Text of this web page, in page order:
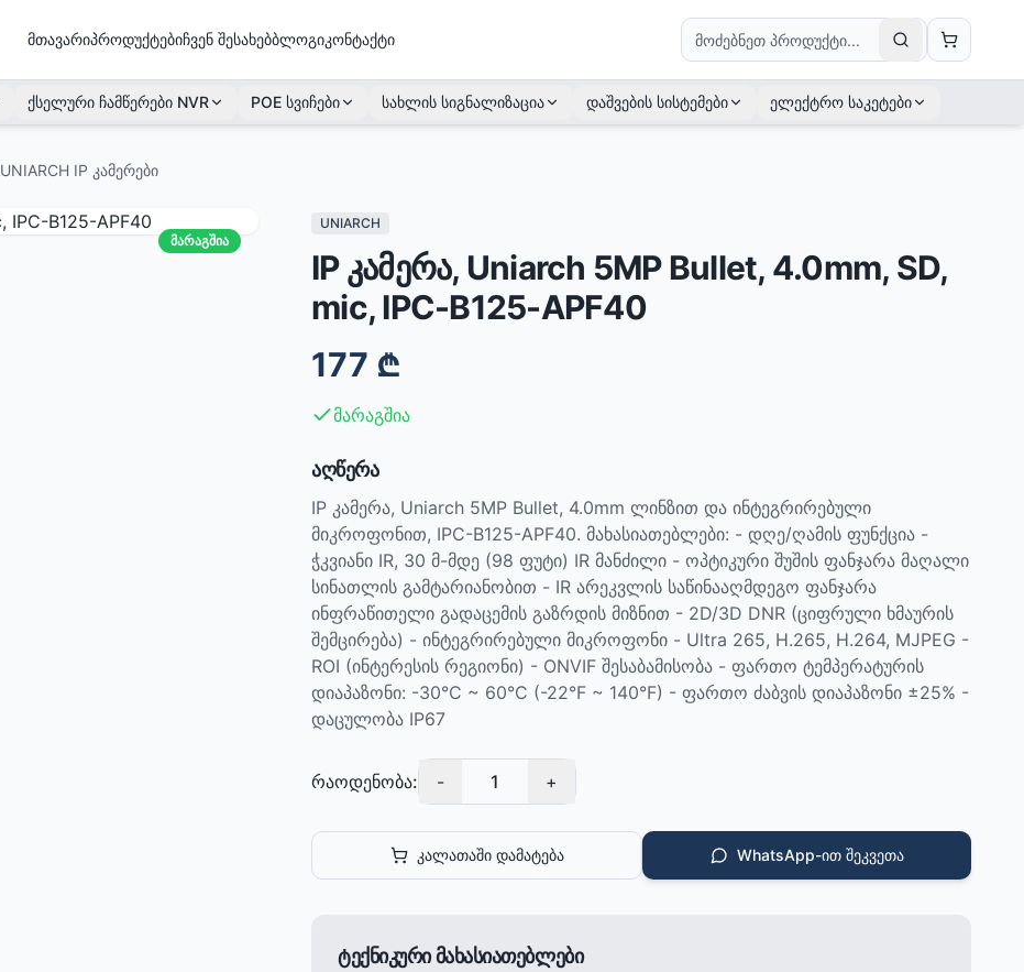
მთავარიპროდუქტებიჩვენ შესახებბლოგიკონტაქტი
ქსელური ჩამწერები NVR POE სვიჩები სახლის სიგნალიზაცია დაშვების სისტემები ელექტრო საკეტები
UNIARCH IP კამერები
მარაგშია
UNIARCH
IP კამერა, Uniarch 5MP Bullet, 4.0mm, SD,
mic, IPC-B125-APF40
177 ₾
მარაგშია
აღწერა
IP კამერა, Uniarch 5MP Bullet, 4.0mm ლინზით და ინტეგრირებული
მიკროფონით, IPC-B125-APF40. მახასიათებლები: - დღე/ღამის ფუნქცია -
ჭკვიანი IR, 30 მ-მდე (98 ფუტი) IR მანძილი - ოპტიკური შუშის ფანჯარა მაღალი
სინათლის გამტარიანობით - IR არეკვლის საწინააღმდეგო ფანჯარა
ინფრაწითელი გადაცემის გაზრდის მიზნით - 2D/3D DNR (ციფრული ხმაურის
შემცირება) - ინტეგრირებული მიკროფონი - Ultra 265, H.265, H.264, MJPEG -
ROI (ინტერესის რეგიონი) - ONVIF შესაბამისობა - ფართო ტემპერატურის
დიაპაზონი: -30°C ~ 60°C (-22°F ~ 140°F) - ფართო ძაბვის დიაპაზონი ±25% -
დაცულობა IP67
რაოდენობა: - 1 +
კალათაში დამატება WhatsApp-ით შეკვეთა
ტექნიკური მახასიათებლები